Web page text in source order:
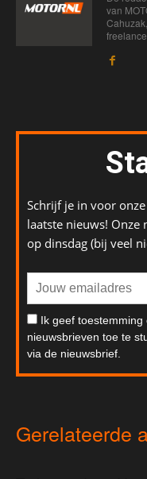
van
Schrijf je in voor
laatste nieuws!
op dinsdag (bij veel
Ik geef toestemming
nieuwsbrieven toe te
via de nieuwsbrief.
Gerelateerde